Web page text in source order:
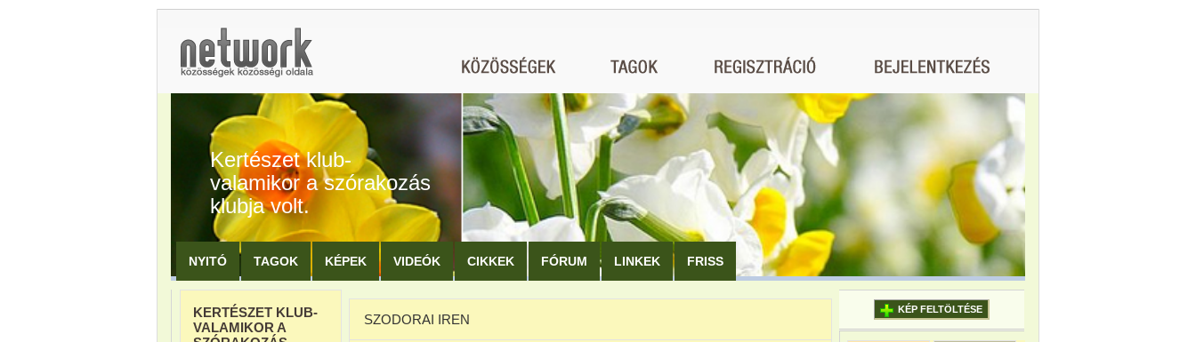
Kertészet klub-
valamikor a szórakozás
klubja volt.
NYITÓ TAGOK KÉPEK VIDEÓK CIKKEK FÓRUM LINKEK FRISS
KERTÉSZET KLUB-
VALAMIKOR A
SZODORAI IREN
KÉP FELTÖLTÉSE